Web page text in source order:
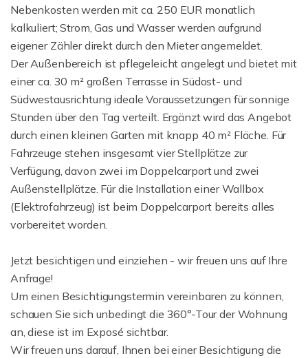
Nebenkosten werden mit ca. 250 EUR monatlich
kalkuliert; Strom, Gas und Wasser werden aufgrund
eigener Zähler direkt durch den Mieter angemeldet.
Der Außenbereich ist pflegeleicht angelegt und bietet mit
einer ca. 30 m² großen Terrasse in Südost- und
Südwestausrichtung ideale Voraussetzungen für sonnige
Stunden über den Tag verteilt. Ergänzt wird das Angebot
durch einen kleinen Garten mit knapp 40 m² Fläche. Für
Fahrzeuge stehen insgesamt vier Stellplätze zur
Verfügung, davon zwei im Doppelcarport und zwei
Außenstellplätze. Für die Installation einer Wallbox
(Elektrofahrzeug) ist beim Doppelcarport bereits alles
vorbereitet worden.
Jetzt besichtigen und einziehen - wir freuen uns auf Ihre
Anfrage!
Um einen Besichtigungstermin vereinbaren zu können,
schauen Sie sich unbedingt die 360°-Tour der Wohnung
an, diese ist im Exposé sichtbar.
Wir freuen uns darauf, Ihnen bei einer Besichtigung die